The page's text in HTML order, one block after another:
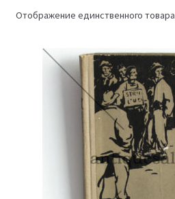
Отображение единственного товара